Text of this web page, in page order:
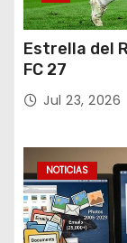
Estrella del
FC 27
Jul 23, 2026
NOTICIAS